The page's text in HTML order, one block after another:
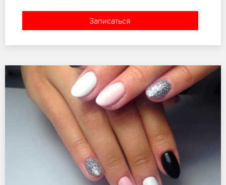
Записаться